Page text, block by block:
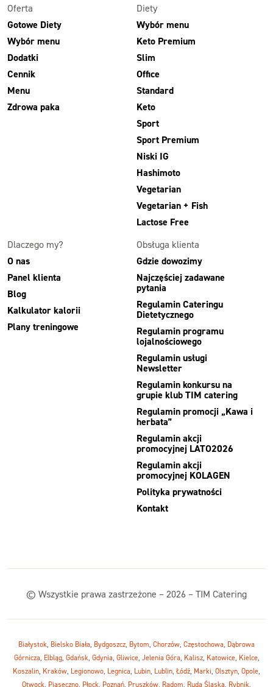
Oferta
Gotowe Diety
Wybór menu
Dodatki
Cennik
Menu
Zdrowa paka
Diety
Wybór menu
Keto Premium
Slim
Office
Standard
Keto
Sport
Sport Premium
Niski IG
Hashimoto
Vegetarian
Vegetarian + Fish
Lactose Free
Dlaczego my?
O nas
Panel klienta
Blog
Kalkulator kalorii
Plany treningowe
Obsługa klienta
Gdzie dowozimy
Najczęściej zadawane
pytania
Regulamin Cateringu
Dietetycznego
Regulamin programu
lojalnościowego
Regulamin usługi
Newsletter
Regulamin konkursu na
grupie klub TIM catering
Regulamin promocji „Kawa i
herbata”
Regulamin akcji
promocyjnej LATO2026
Regulamin akcji
promocyjnej KOLAGEN
Polityka prywatności
Kontakt
© Wszystkie prawa zastrzeżone – 2026 – TIM Catering
Białystok, Bielsko Biała, Bydgoszcz, Bytom, Chorzów, Częstochowa, Dąbrowa
Górnicza, Elbląg, Gdańsk, Gdynia, Gliwice, Jelenia Góra, Kalisz, Katowice, Kielce,
Koszalin, Kraków, Legionowo, Legnica, Lubin, Lublin, Łódź, Marki, Olsztyn, Opole,
Otwock, Piaseczno, Płock, Poznań, Pruszków, Radom, Ruda Śląska, Rybnik,